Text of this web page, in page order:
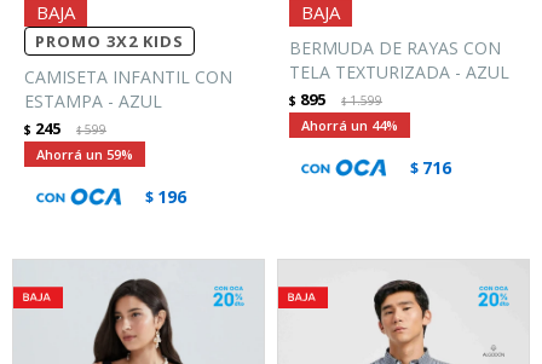
PROMO 3X2 KIDS
CAMISETA INFANTIL CON
ESTAMPA - AZUL
$ 245 $599
59
$ 196
BERMUDA DE RAYAS CON
TELA TEXTURIZADA - AZUL
$ 895 $1.599
44
$ 716